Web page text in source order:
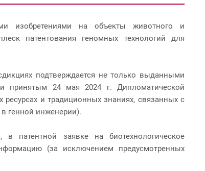
изобретениями на объекты животного и
патентования геномных технологий для
подтверждается не только выданными
принятым 24 мая 2024 г. Дипломатической
и традиционных знаниях, связанных с
генной инженерии).
в патентной заявке на биотехнологическое
(за исключением предусмотренных